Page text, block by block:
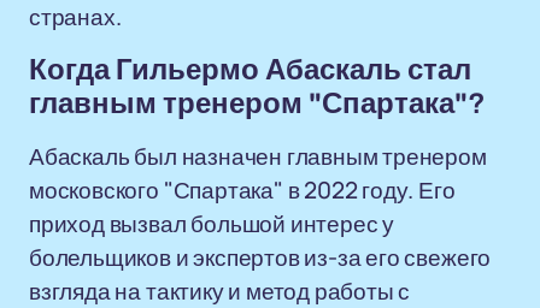
странах.
Когда Гильермо Абаскаль стал
главным тренером "Спартака"?
Абаскаль был назначен главным тренером
московского "Спартака" в 2022 году. Его
приход вызвал большой интерес у
болельщиков и экспертов из-за его свежего
взгляда на тактику и метод работы с